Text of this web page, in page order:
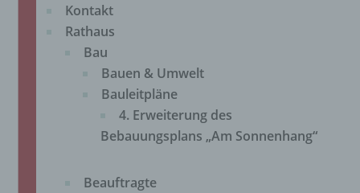
Kontakt
Rathaus
Bau
Bauen & Umwelt
Bauleitpläne
4. Erweiterung des
Bebauungsplans „Am Sonnenhang“
Beauftragte